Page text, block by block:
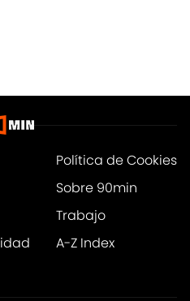
Política de Cookies
Sobre 90min
Trabajo
A-Z Index